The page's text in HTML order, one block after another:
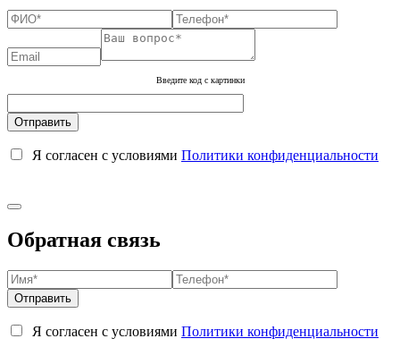
Введите код с картинки
Я согласен с условиями Политики конфиденциальности
Обратная связь
Я согласен с условиями Политики конфиденциальности